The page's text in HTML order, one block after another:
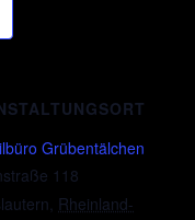
Grübentälchen
118
, Rheinland-